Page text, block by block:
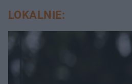
LOKALNIE: